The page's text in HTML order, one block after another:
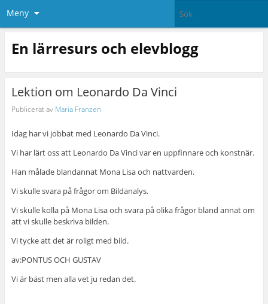
Meny
En lärresurs och elevblogg
Lektion om Leonardo Da Vinci
Publicerat av Maria Franzen
Idag har vi jobbat med Leonardo Da Vinci.
Vi har lärt oss att Leonardo Da Vinci var en uppfinnare och konstnär.
Han målade blandannat Mona Lisa och nattvarden.
Vi skulle svara på frågor om Bildanalys.
Vi skulle kolla på Mona Lisa och svara på olika frågor bland annat om
att vi skulle beskriva bilden.
Vi tycke att det är roligt med bild.
av:PONTUS OCH GUSTAV
Vi är bäst men alla vet ju redan det.